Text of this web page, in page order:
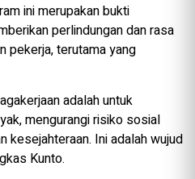
ini merupakan bukti
perlindungan dan rasa
pekerja, terutama yang
adalah untuk
mengurangi risiko sosial
kesejahteraan. Ini adalah wujud
Kunto.